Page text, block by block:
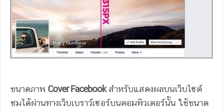
ขนาดภาพ Cover Facebookสำหรับแสดงผลบนเว็บไซต์
ชมได้ผ่านทางเว็บเบราว์เซอร์บนคอมพิวเตอร์นั้น ใช้ขนาด